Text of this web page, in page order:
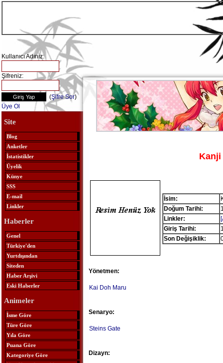
Kullanıcı Adınız:
Şifreniz:
(Şifre Sor)
Üye Ol
Site
Blog
Anketler
İstatistikler
Üyelik
Künye
SSS
E-mail
Linkler
Haberler
Genel
Türkiye'den
Yurtdışından
Siteden
Haber Arşivi
Eski Haberler
Animeler
İsme Göre
Türe Göre
Yıla Göre
Puana Göre
Kategoriye Göre
Kanji
İsim:
Doğum Tarihi:
Linkler:
Giriş Tarihi:
Son Değişiklik:
Yönetmen:
Kai Doh Maru
Senaryo:
Steins Gate
Dizayn: